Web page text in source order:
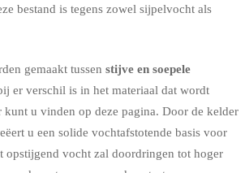
bestand is tegens zowel sijpelvocht als
gemaakt tussen stijve en soepele
er verschil is in het materiaal dat wordt
u vinden op deze pagina. Door de kelder
u een solide vochtafstotende basis voor
opstijgend vocht zal doordringen tot hoger